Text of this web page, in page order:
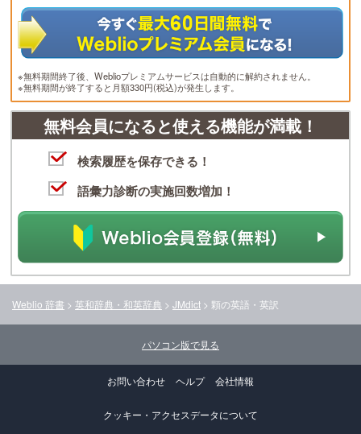
※無料期間終了後、Weblioプレミアムサービスは自動的に解約されません。
※無料期間が終了すると月額330円(税込)が発生します。
無料会員になると使える機能が満載！
検索履歴を保存できる！
語彙力診断の実施回数増加！
Weblio 辞書 > 英和辞典・和英辞典 > JMdict > 顆の英語・英訳
パソコン版で見る
お問い合わせ ヘルプ 会社情報
クッキー・アクセスデータについて